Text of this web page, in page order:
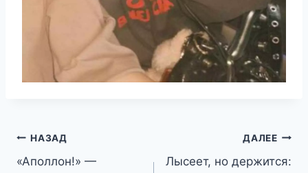
Навигация
НАЗАД
«Аполлон!» —
ДАЛЕЕ
Лысеет, но держится: